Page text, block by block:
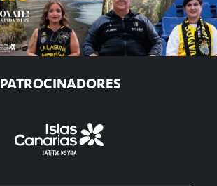
PATROCINADORES